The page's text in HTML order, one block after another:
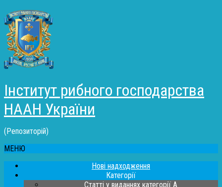
Інститут рибного господарства
НААН України
(Репозиторій)
МЕНЮ
Нові надходження
Категорії
Статті у виданнях категорії А